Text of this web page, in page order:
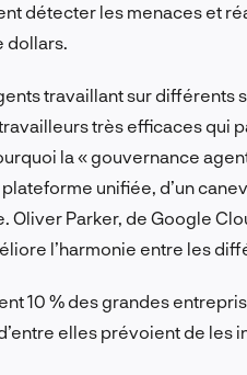
détecter les menaces et
dollars.
travaillant sur
très efficaces qui
la « gouvernance
unifiée, d’un
Parker, de Google
l’harmonie entre les
10 % des grandes
elles prévoient de les